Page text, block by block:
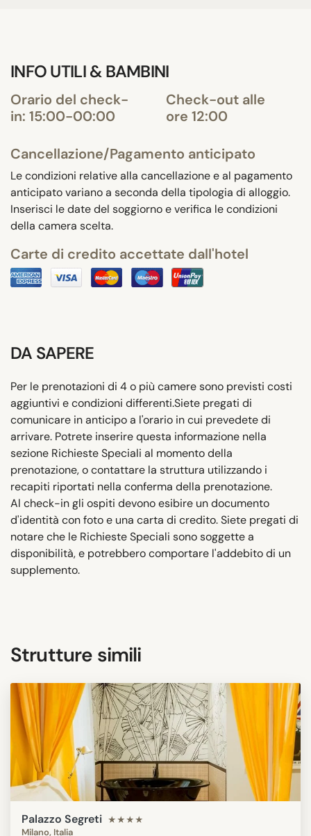
INFO UTILI & BAMBINI
Orario del check-
in: 15:00-00:00
Check-out alle
ore 12:00
Cancellazione/Pagamento anticipato
Le condizioni relative alla cancellazione e al pagamento
anticipato variano a seconda della tipologia di alloggio.
Inserisci le date del soggiorno e verifica le condizioni
della camera scelta.
Carte di credito accettate dall'hotel
DA SAPERE
Per le prenotazioni di 4 o più camere sono previsti costi
aggiuntivi e condizioni differenti.Siete pregati di
comunicare in anticipo a l'orario in cui prevedete di
arrivare. Potrete inserire questa informazione nella
sezione Richieste Speciali al momento della
prenotazione, o contattare la struttura utilizzando i
recapiti riportati nella conferma della prenotazione.
Al check-in gli ospiti devono esibire un documento
d'identità con foto e una carta di credito. Siete pregati di
notare che le Richieste Speciali sono soggette a
disponibilità, e potrebbero comportare l'addebito di un
supplemento.
Strutture simili
Palazzo Segreti ★★★★
Milano, Italia